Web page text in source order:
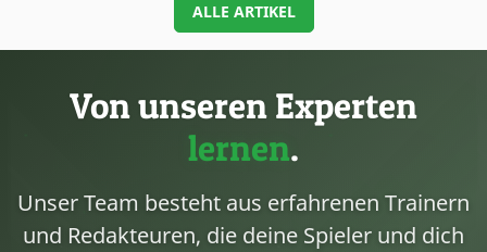
ALLE ARTIKEL
Von unseren Experten
lernen.
Unser Team besteht aus erfahrenen Trainern
und Redakteuren, die deine Spieler und dich